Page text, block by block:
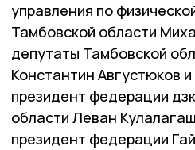
управления по
Тамбовской области
депутаты Тамбовской
Константин Августюков
президент федерации
области Леван
президент федерации